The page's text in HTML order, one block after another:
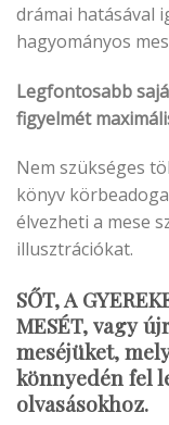
drámai hatásával
hagyományos
Legfontosabb
figyelmét
Nem szükséges
könyv
élvezheti a mese
illusztrációkat.
SŐT, A
MESÉT, vagy
meséjüket,
könnyedén fel
olvasásokhoz.